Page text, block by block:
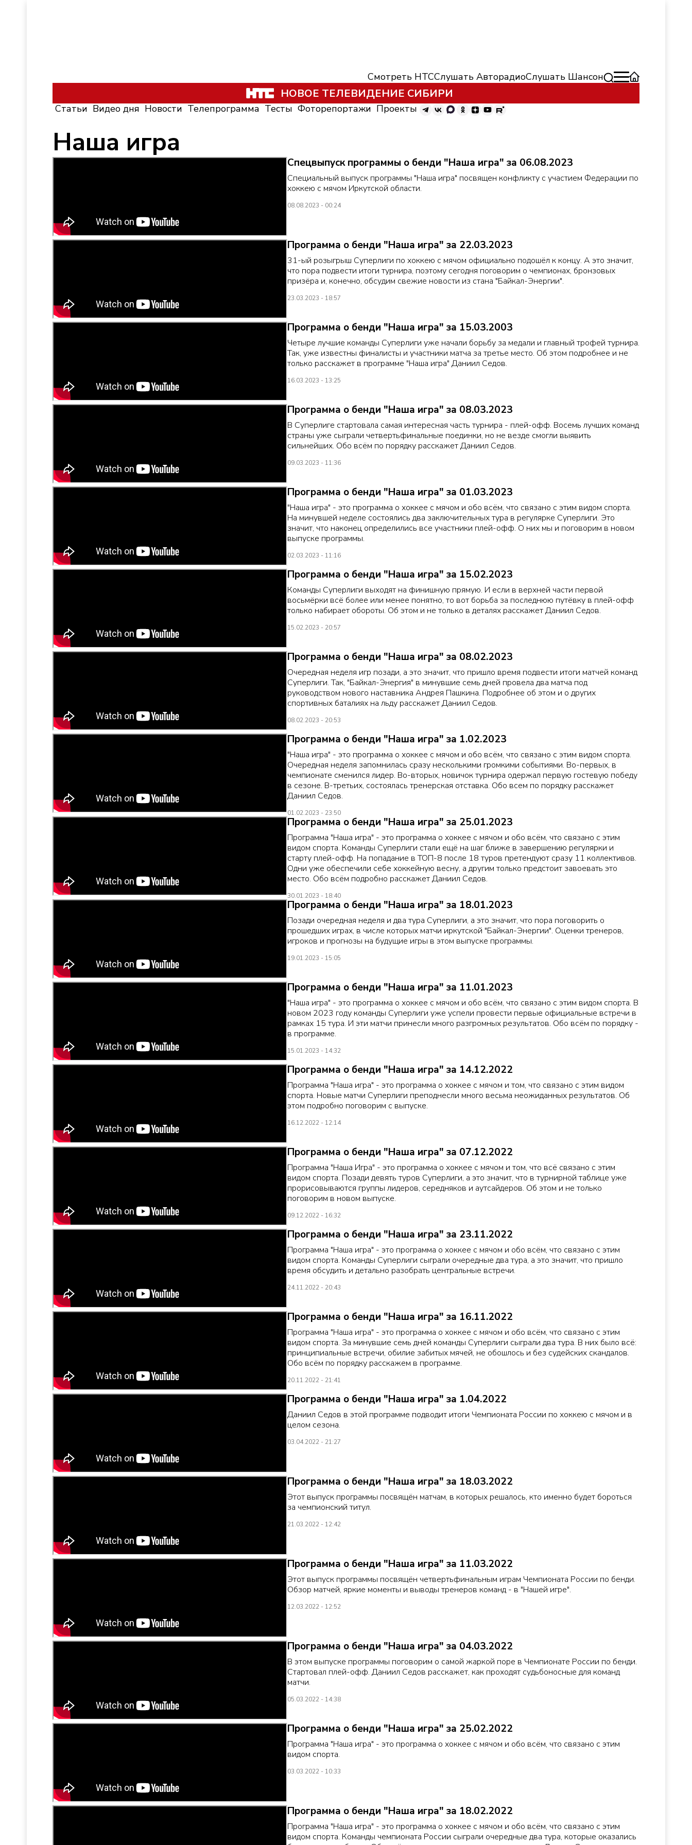
Смотреть НТССлушать АвторадиоСлушать Шансон
НОВОЕ ТЕЛЕВИДЕНИЕ СИБИРИ
Статьи Видео дня Новости Телепрограмма Тесты Фоторепортажи Проекты
Наша игра
Спецвыпуск программы о бенди "Наша игра" за 06.08.2023
Специальный выпуск программы "Наша игра" посвящен конфликту с участием Федерации по
хоккею с мячом Иркутской области.
08.08.2023 - 00:24
Программа о бенди "Наша игра" за 22.03.2023
31-ый розыгрыш Суперлиги по хоккею с мячом официально подошёл к концу. А это значит,
что пора подвести итоги турнира, поэтому сегодня поговорим о чемпионах, бронзовых
призёра и, конечно, обсудим свежие новости из стана "Байкал-Энергии".
23.03.2023 - 18:57
Программа о бенди "Наша игра" за 15.03.2003
Четыре лучшие команды Суперлиги уже начали борьбу за медали и главный трофей турнира.
Так, уже известны финалисты и участники матча за третье место. Об этом подробнее и не
только расскажет в программе "Наша игра" Даниил Седов.
16.03.2023 - 13:25
Программа о бенди "Наша игра" за 08.03.2023
В Суперлиге стартовала самая интересная часть турнира - плей-офф. Восемь лучших команд
страны уже сыграли четвертьфинальные поединки, но не везде смогли выявить
сильнейших. Обо всём по порядку расскажет Даниил Седов.
09.03.2023 - 11:36
Программа о бенди "Наша игра" за 01.03.2023
"Наша игра" - это программа о хоккее с мячом и обо всём, что связано с этим видом спорта.
На минувшей неделе состоялись два заключительных тура в регулярке Суперлиги. Это
значит, что наконец определились все участники плей-офф. О них мы и поговорим в новом
выпуске программы.
02.03.2023 - 11:16
Программа о бенди "Наша игра" за 15.02.2023
Команды Суперлиги выходят на финишную прямую. И если в верхней части первой
восьмёрки всё более или менее понятно, то вот борьба за последнюю путёвку в плей-офф
только набирает обороты. Об этом и не только в деталях расскажет Даниил Седов.
15.02.2023 - 20:57
Программа о бенди "Наша игра" за 08.02.2023
Очередная неделя игр позади, а это значит, что пришло время подвести итоги матчей команд
Суперлиги. Так, "Байкал-Энергия" в минувшие семь дней провела два матча под
руководством нового наставника Андрея Пашкина. Подробнее об этом и о других
спортивных баталиях на льду расскажет Даниил Седов.
08.02.2023 - 20:53
Программа о бенди "Наша игра" за 1.02.2023
"Наша игра" - это программа о хоккее с мячом и обо всём, что связано с этим видом спорта.
Очередная неделя запомнилась сразу несколькими громкими событиями. Во-первых, в
чемпионате сменился лидер. Во-вторых, новичок турнира одержал первую гостевую победу
в сезоне. В-третьих, состоялась тренерская отставка. Обо всем по порядку расскажет
Даниил Седов.
01.02.2023 - 23:50
Программа о бенди "Наша игра" за 25.01.2023
Программа "Наша игра" - это программа о хоккее с мячом и обо всём, что связано с этим
видом спорта. Команды Суперлиги стали ещё на шаг ближе в завершению регулярки и
старту плей-офф. На попадание в ТОП-8 после 18 туров претендуют сразу 11 коллективов.
Одни уже обеспечили себе хоккейную весну, а другим только предстоит завоевать это
место. Обо всём подробно расскажет Даниил Седов.
30.01.2023 - 18:40
Программа о бенди "Наша игра" за 18.01.2023
Позади очередная неделя и два тура Суперлиги, а это значит, что пора поговорить о
прошедших играх, в числе которых матчи иркутской "Байкал-Энергии". Оценки тренеров,
игроков и прогнозы на будущие игры в этом выпуске программы.
19.01.2023 - 15:05
Программа о бенди "Наша игра" за 11.01.2023
"Наша игра" - это программа о хоккее с мячом и обо всём, что связано с этим видом спорта. В
новом 2023 году команды Суперлиги уже успели провести первые официальные встречи в
рамках 15 тура. И эти матчи принесли много разгромных результатов. Обо всём по порядку -
в программе.
15.01.2023 - 14:32
Программа о бенди "Наша игра" за 14.12.2022
Программа "Наша игра" - это программа о хоккее с мячом и том, что связано с этим видом
спорта. Новые матчи Суперлиги преподнесли много весьма неожиданных результатов. Об
этом подробно поговорим с выпуске.
16.12.2022 - 12:14
Программа о бенди "Наша игра" за 07.12.2022
Программа "Наша Игра" - это программа о хоккее с мячом и том, что всё связано с этим
видом спорта. Позади девять туров Суперлиги, а это значит, что в турнирной таблице уже
прорисовываются группы лидеров, середняков и аутсайдеров. Об этом и не только
поговорим в новом выпуске.
09.12.2022 - 16:32
Программа о бенди "Наша игра" за 23.11.2022
Программа "Наша игра" - это программа о хоккее с мячом и обо всём, что связано с этим
видом спорта. Команды Суперлиги сыграли очередные два тура, а это значит, что пришло
время обсудить и детально разобрать центральные встречи.
24.11.2022 - 20:43
Программа о бенди "Наша игра" за 16.11.2022
Программа "Наша игра" - это программа о хоккее с мячом и обо всём, что связано с этим
видом спорта. За минувшие семь дней команды Суперлиги сыграли два тура. В них было всё:
принципиальные встречи, обилие забитых мячей, не обошлось и без судейских скандалов.
Обо всём по порядку расскажем в программе.
20.11.2022 - 21:41
Программа о бенди "Наша игра" за 1.04.2022
Даниил Седов в этой программе подводит итоги Чемпионата России по хоккею с мячом и в
целом сезона.
03.04.2022 - 21:27
Программа о бенди "Наша игра" за 18.03.2022
Этот выпуск программы посвящён матчам, в которых решалось, кто именно будет бороться
за чемпионский титул.
21.03.2022 - 12:42
Программа о бенди "Наша игра" за 11.03.2022
Этот выпуск программы посвящён четвертьфинальным играм Чемпионата России по бенди.
Обзор матчей, яркие моменты и выводы тренеров команд - в "Нашей игре".
12.03.2022 - 12:52
Программа о бенди "Наша игра" за 04.03.2022
В этом выпуске программы поговорим о самой жаркой поре в Чемпионате России по бенди.
Стартовал плей-офф. Даниил Седов расскажет, как проходят судьбоносные для команд
матчи.
05.03.2022 - 14:38
Программа о бенди "Наша игра" за 25.02.2022
Программа "Наша игра" - это программа о хоккее с мячом и обо всём, что связано с этим
видом спорта.
03.03.2022 - 10:33
Программа о бенди "Наша игра" за 18.02.2022
Программа "Наша игра" - это программа о хоккее с мячом и обо всём, что связано с этим
видом спорта. Команды чемпионата России сыграли очередные два тура, которые оказались